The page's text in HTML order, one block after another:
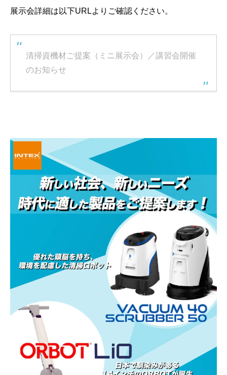
展示会詳細は以下URLよりご確認ください。
清掃資機材ご提案（ミニ展示会）／講習会開催
のお知らせ